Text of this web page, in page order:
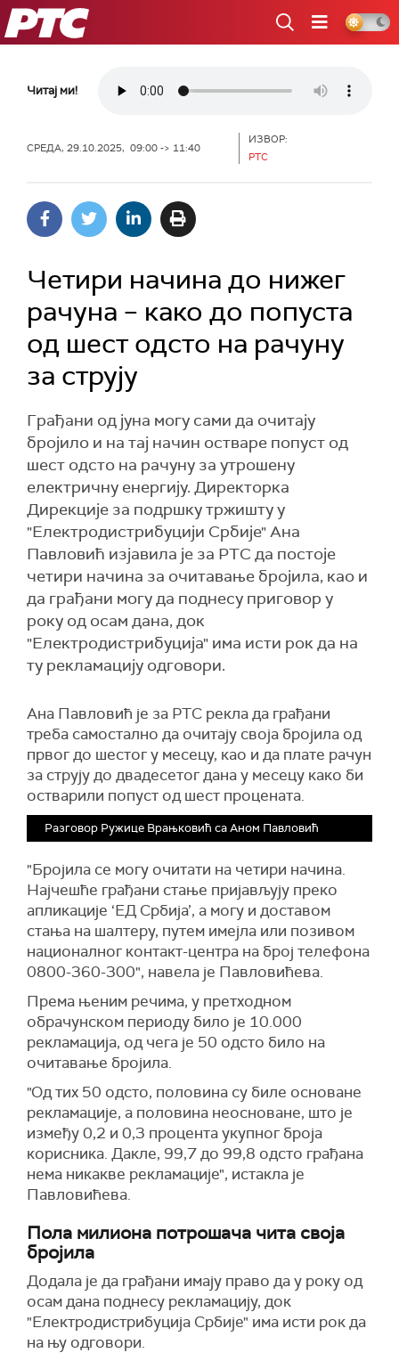
РТС
Читај ми!
СРЕДА, 29.10.2025, 09:00 -> 11:40
ИЗВОР:
РТС
Четири начина до нижег
рачуна – како до попуста
од шест одсто на рачуну
за струју
Грађани од јуна могу сами да очитају
бројило и на тај начин остваре попуст од
шест одсто на рачуну за утрошену
електричну енергију. Директорка
Дирекције за подршку тржишту у
"Електродистрибуцији Србије" Ана
Павловић изјавила је за РТС да постоје
четири начина за очитавање бројила, као и
да грађани могу да поднесу приговор у
року од осам дана, док
"Електродистрибуција" има исти рок да на
ту рекламацију одговори.
Ана Павловић је за РТС рекла да грађани
треба самостално да очитају своја бројила од
првог до шестог у месецу, као и да плате рачун
за струју до двадесетог дана у месецу како би
остварили попуст од шест процената.
Разговор Ружице Врањковић са Аном Павловић
"Бројила се могу очитати на четири начина.
Најчешће грађани стање пријављују преко
апликације ‘ЕД Србија’, а могу и доставом
стања на шалтеру, путем имејла или позивом
националног контакт-центра на број телефона
0800-360-300", навела је Павловићева.
Према њеним речима, у претходном
обрачунском периоду било је 10.000
рекламација, од чега је 50 одсто било на
очитавање бројила.
"Од тих 50 одсто, половина су биле основане
рекламације, а половина неосноване, што је
између 0,2 и 0,3 процента укупног броја
корисника. Дакле, 99,7 до 99,8 одсто грађана
нема никакве рекламације", истакла је
Павловићева.
Пола милиона потрошача чита своја
бројила
Додала је да грађани имају право да у року од
осам дана поднесу рекламацију, док
"Електродистрибуција Србије" има исти рок да
на њу одговори.